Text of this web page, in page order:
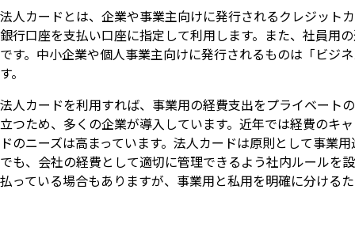
法人カードとは、企業や事業主向けに発行されるクレジット
銀行口座を支払い口座に指定して利用します。また、社員用
です。中小企業や個人事業主向けに発行されるものは「ビジ
す。
法人カードを利用すれば、事業用の経費支出をプライベート
立つため、多くの企業が導入しています。近年では経費のキ
ドのニーズは高まっています。法人カードは原則として事業
でも、会社の経費として適切に管理できるよう社内ルールを
払っている場合もありますが、事業用と私用を明確に分ける